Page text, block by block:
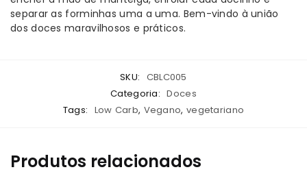
separar as forminhas uma a uma. Bem-vindo à união
dos doces maravilhosos e práticos.
SKU: CBLC005
Categoria: Doces
Tags: Low Carb, Vegano, vegetariano
Produtos relacionados